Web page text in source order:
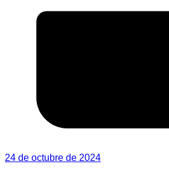
24 de octubre de 2024